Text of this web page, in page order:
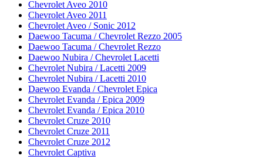
Chevrolet Aveo 2010
Chevrolet Aveo 2011
Chevrolet Aveo / Sonic 2012
Daewoo Tacuma / Chevrolet Rezzo 2005
Daewoo Tacuma / Chevrolet Rezzo
Daewoo Nubira / Chevrolet Lacetti
Chevrolet Nubira / Lacetti 2009
Chevrolet Nubira / Lacetti 2010
Daewoo Evanda / Chevrolet Epica
Chevrolet Evanda / Epica 2009
Chevrolet Evanda / Epica 2010
Chevrolet Cruze 2010
Chevrolet Cruze 2011
Chevrolet Cruze 2012
Chevrolet Captiva